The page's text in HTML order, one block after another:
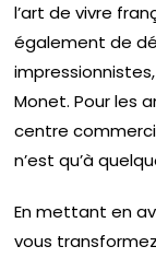
l’art de vivre
également de
Monet. Pour les
centre
n’est qu’à
En mettant en
vous